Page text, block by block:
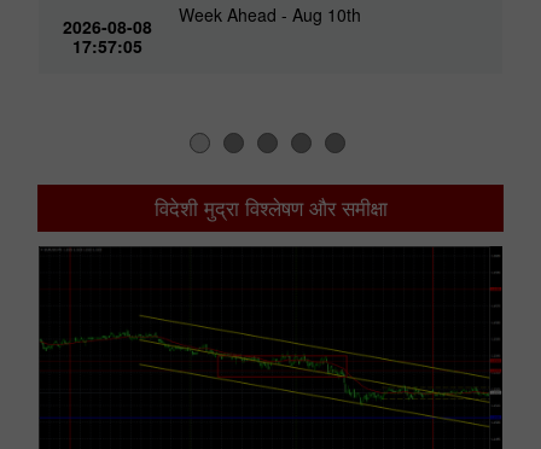
2026-08-08
17:57:05
Week Ahead - Aug 10th
विदेशी मुद्रा विश्लेषण और समीक्षा